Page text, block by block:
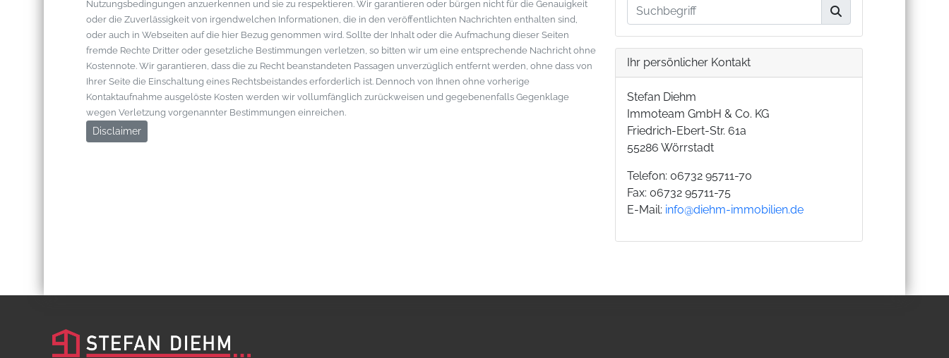
Nutzungsbedingungen anzuerkennen und sie zu respektieren. Wir garantieren oder bürgen nicht für die Genauigkeit
oder die Zuverlässigkeit von irgendwelchen Informationen, die in den veröffentlichten Nachrichten enthalten sind,
oder auch in Webseiten auf die hier Bezug genommen wird. Sollte der Inhalt oder die Aufmachung dieser Seiten
fremde Rechte Dritter oder gesetzliche Bestimmungen verletzen, so bitten wir um eine entsprechende Nachricht ohne
Kostennote. Wir garantieren, dass die zu Recht beanstandeten Passagen unverzüglich entfernt werden, ohne dass von
Ihrer Seite die Einschaltung eines Rechtsbeistandes erforderlich ist. Dennoch von Ihnen ohne vorherige
Kontaktaufnahme ausgelöste Kosten werden wir vollumfänglich zurückweisen und gegebenenfalls Gegenklage
wegen Verletzung vorgenannter Bestimmungen einreichen.
Disclaimer
Ihr persönlicher Kontakt
Stefan Diehm
Immoteam GmbH & Co. KG
Friedrich-Ebert-Str. 61a
55286 Wörrstadt
Telefon: 06732 95711-70
Fax: 06732 95711-75
E-Mail: info@diehm-immobilien.de